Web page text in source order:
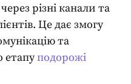
різні канали та
Це дає змогу
та
етапуподорожі